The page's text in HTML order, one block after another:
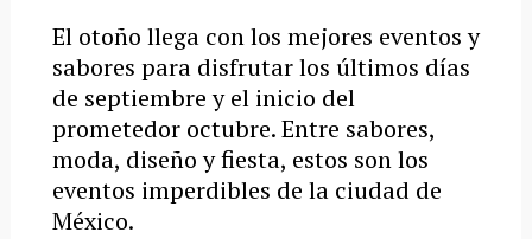
El otoño llega con los mejores eventos y
sabores para disfrutar los últimos días
de septiembre y el inicio del
prometedor octubre. Entre sabores,
moda, diseño y fiesta, estos son los
eventos imperdibles de la ciudad de
México.